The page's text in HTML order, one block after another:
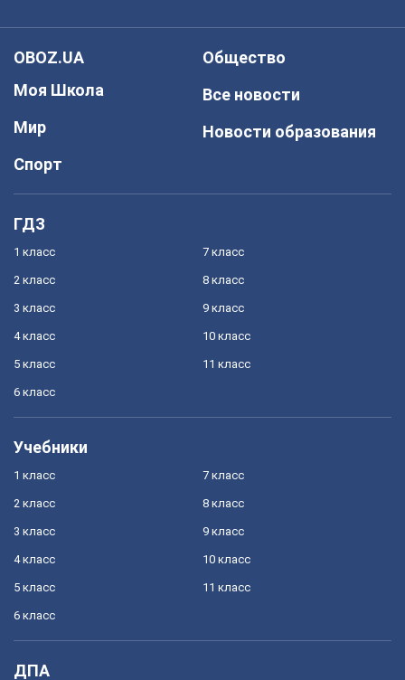
OBOZ.UA
Моя Школа
Мир
Спорт
Общество
Все новости
Новости образования
ГДЗ
1 класс
2 класс
3 класс
4 класс
5 класс
6 класс
7 класс
8 класс
9 класс
10 класс
11 класс
Учебники
1 класс
2 класс
3 класс
4 класс
5 класс
6 класс
7 класс
8 класс
9 класс
10 класс
11 класс
ДПА